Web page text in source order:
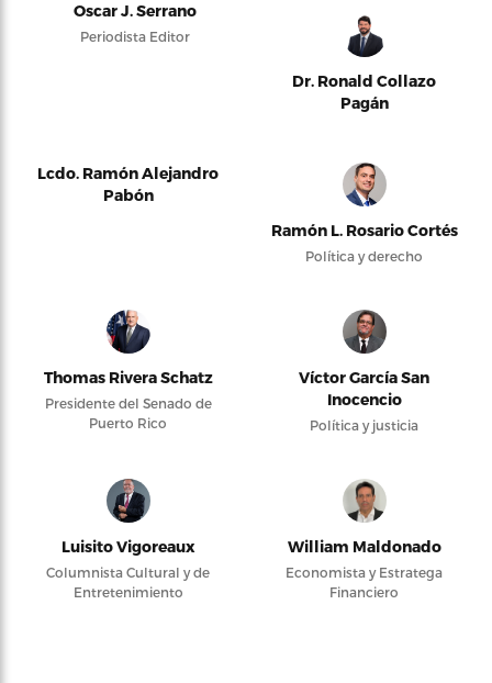
Oscar J. Serrano
Periodista Editor
Dr. Ronald Collazo
Pagán
Lcdo. Ramón Alejandro
Pabón
Ramón L. Rosario Cortés
Política y derecho
Thomas Rivera Schatz
Presidente del Senado de
Puerto Rico
Víctor García San
Inocencio
Política y justicia
Luisito Vigoreaux
Columnista Cultural y de
Entretenimiento
William Maldonado
Economista y Estratega
Financiero